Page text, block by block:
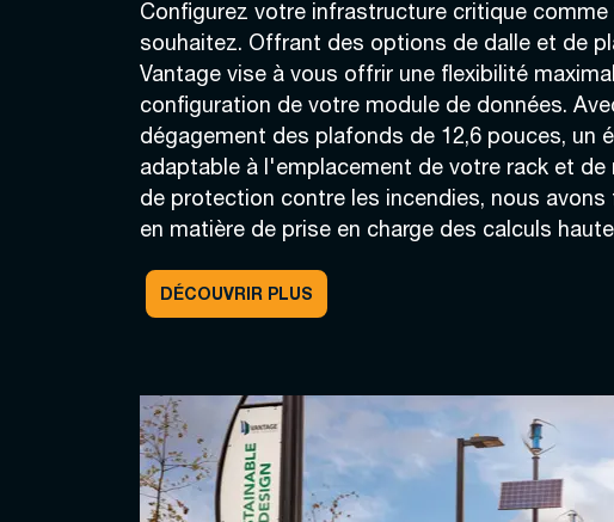
Configurez votre infrastructure critique comme
souhaitez. Offrant des options de dalle et de
Vantage vise à vous offrir une flexibilité
configuration de votre module de données.
dégagement des plafonds de 12,6 pouces, un
adaptable à l'emplacement de votre rack et
de protection contre les incendies, nous avons
en matière de prise en charge des calculs
DÉCOUVRIR PLUS